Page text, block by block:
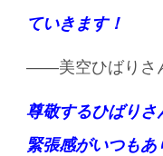
ていきます！
――美空ひばりさ
尊敬するひばり
緊張感がいつもあ